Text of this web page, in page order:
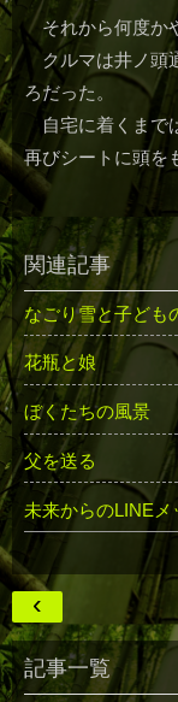
それから何度か
クルマは井ノ頭
ろだった。
自宅に着くまで
再びシートに頭を
関連記事
なごり雪と子ども
花瓶と娘
ぼくたちの風景
父を送る
未来からのLINEメ
‹
記事一覧